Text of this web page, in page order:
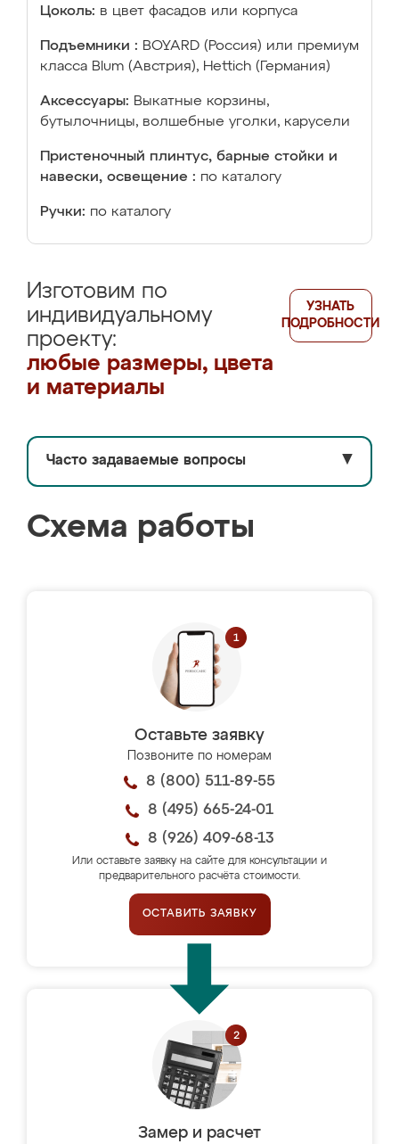
Цоколь: в цвет фасадов или корпуса
Подъемники : BOYARD (Россия) или премиум
класса Blum (Австрия), Hettich (Германия)
Аксессуары: Выкатные корзины,
бутылочницы, волшебные уголки, карусели
Пристеночный плинтус, барные стойки и
навески, освещение : по каталогу
Ручки: по каталогу
Изготовим по
индивидуальному
проекту:
любые размеры, цвета
и материалы
УЗНАТЬ
ПОДРОБНОСТИ
Часто задаваемые вопросы ▼
Схема работы
Оставьте заявку
Позвоните по номерам
8 (800) 511-89-55
8 (495) 665-24-01
8 (926) 409-68-13
Или оставьте заявку на сайте для консультации и
предварительного расчёта стоимости.
ОСТАВИТЬ ЗАЯВКУ
Замер и расчет